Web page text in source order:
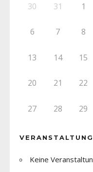
30 31 1
6 7 8
13 14 15
20 21 22
27 28 29
Keine